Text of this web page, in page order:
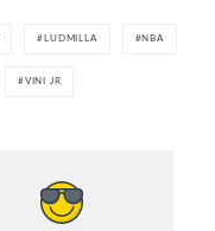
LUDMILLA NBA
VINI JR